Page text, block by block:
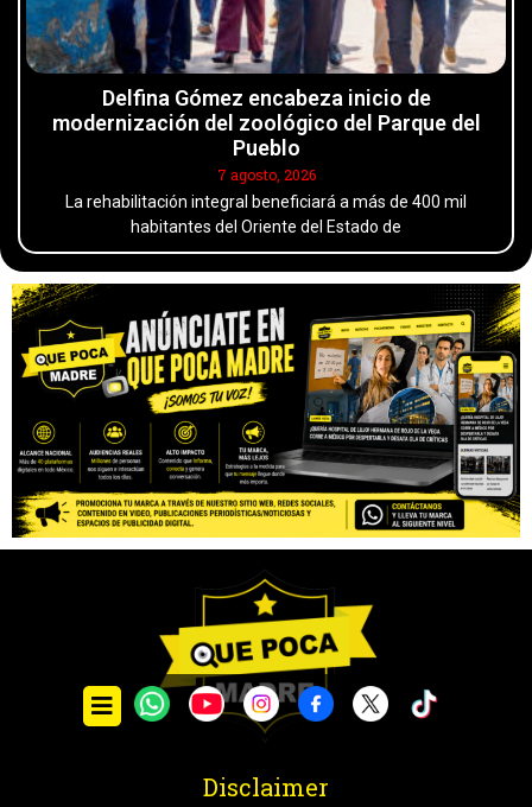
Delfina Gómez encabeza inicio de
modernización del zoológico del Parque del
Pueblo
7 agosto, 2026
La rehabilitación integral beneficiará a más de 400 mil
habitantes del Oriente del Estado de
Disclaimer